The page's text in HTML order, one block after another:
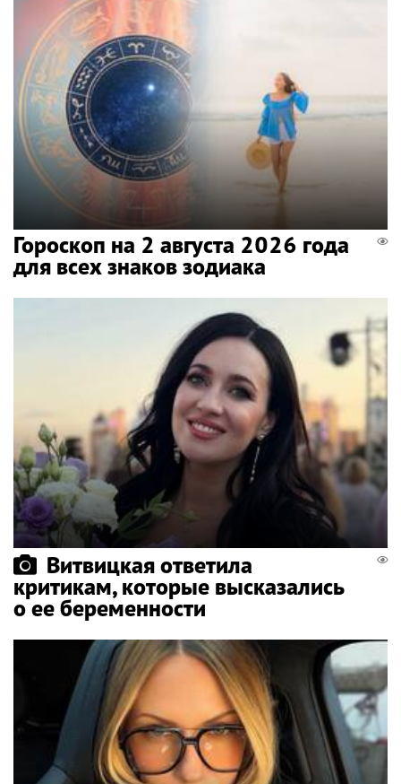
Гороскоп на 2 августа 2026 года
для всех знаков зодиака
Витвицкая ответила
критикам, которые высказались
о ее беременности